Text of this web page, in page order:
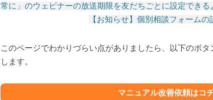
ナ
ビ
ゲ
ー
常に」のウェビナーの放送期限を友だちごとに設定でき
【お知らせ】個別相談フォーム
このページでわかりづらい点がありましたら、以下のボ
します。
マニュアル改善依頼はコ